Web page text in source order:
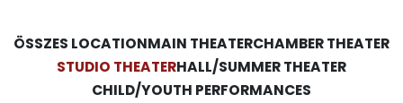
ÖSSZES LOCATIONMAIN THEATERCHAMBER THEATER
STUDIO THEATERHALL/SUMMER THEATER
CHILD/YOUTH PERFORMANCES